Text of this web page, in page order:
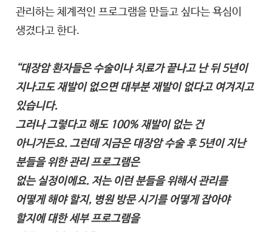
관리하는 체계적인 프로그램을 만들고 싶다는 욕심이
생겼다고 한다.
“대장암 환자들은 수술이나 치료가 끝나고 난 뒤 5년이
지나고도 재발이 없으면 대부분 재발이 없다고 여겨지고
있습니다.
그러나 그렇다고 해도 100% 재발이 없는 건
아니거든요. 그런데 지금은 대장암 수술 후 5년이 지난
분들을 위한 관리 프로그램은
없는 실정이에요. 저는 이런 분들을 위해서 관리를
어떻게 해야 할지, 병원 방문 시기를 어떻게 잡아야
할지에 대한 세부 프로그램을